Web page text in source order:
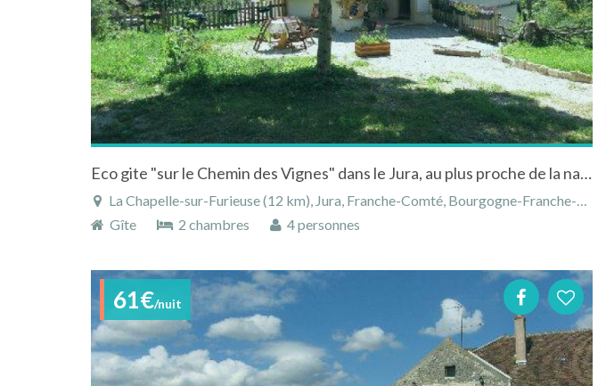
Eco gite "sur le Chemin des Vignes" dans le Jura, au plus proche de la nature
La Chapelle-sur-Furieuse (12 km), Jura, Franche-Comté, Bourgogne-Franche-Comté, France
Gîte
2 chambres 4 personnes
61€/nuit